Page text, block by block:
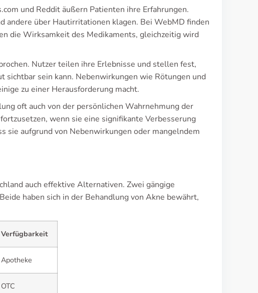
und Reddit äußern Patienten ihre Erfahrungen.
andere über Hautirritationen klagen. Bei WebMD finden
die Wirksamkeit des Medikaments, gleichzeitig wird
Nutzer teilen ihre Erlebnisse und stellen fest,
sichtbar sein kann. Nebenwirkungen wie Rötungen und
zu einer Herausforderung macht.
oft auch von der persönlichen Wahrnehmung der
wenn sie eine signifikante Verbesserung
sie aufgrund von Nebenwirkungen oder mangelndem
auch effektive Alternativen. Zwei gängige
haben sich in der Behandlung von Akne bewährt,
Verfügbarkeit
Apotheke
OTC